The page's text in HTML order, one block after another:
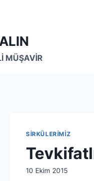
MÜŞAVİR
SIRKÜLERIMIZ
By
10 Ekim 2015